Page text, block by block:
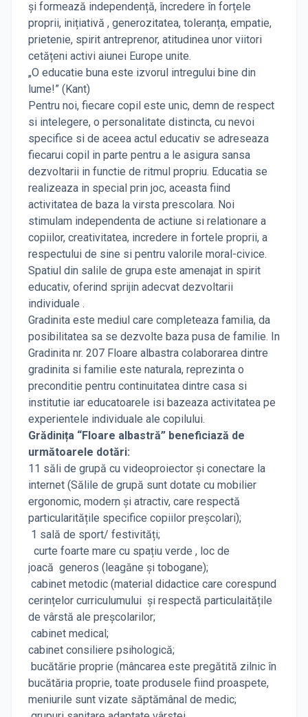
și formează independență, încredere în forțele
proprii, inițiativă , generozitatea, toleranța, empatie,
prietenie, spirit antreprenor, atitudinea unor viitori
cetățeni activi aiunei Europe unite.
„O educatie buna este izvorul intregului bine din
lume!” (Kant)
Pentru noi, fiecare copil este unic, demn de respect
si intelegere, o personalitate distincta, cu nevoi
specifice si de aceea actul educativ se adreseaza
fiecarui copil in parte pentru a le asigura sansa
dezvoltarii in functie de ritmul propriu. Educatia se
realizeaza in special prin joc, aceasta fiind
activitatea de baza la virsta prescolara. Noi
stimulam independenta de actiune si relationare a
copiilor, creativitatea, incredere in fortele proprii, a
respectului de sine si pentru valorile moral-civice.
Spatiul din salile de grupa este amenajat in spirit
educativ, oferind sprijin adecvat dezvoltarii
individuale .
Gradinita este mediul care completeaza familia, da
posibilitatea sa se dezvolte baza pusa de familie. In
Gradinita nr. 207 Floare albastra colaborarea dintre
gradinita si familie este naturala, reprezinta o
preconditie pentru continuitatea dintre casa si
institutie iar educatoarele isi bazeaza activitatea pe
experientele individuale ale copilului.
Grădinița “Floare albastră” beneficiază de
următoarele dotări:
11 săli de grupă cu videoproiector și conectare la
internet (Sălile de grupă sunt dotate cu mobilier
ergonomic, modern şi atractiv, care respectă
particularitățile specifice copiilor preșcolari);
1 sală de sport/ festivități;
curte foarte mare cu spațiu verde , loc de
joacă generos (leagăne şi tobogane);
cabinet metodic (material didactice care corespund
cerințelor curriculumului și respectă particulaitățile
de vârstă ale preșcolarilor;
cabinet medical;
cabinet consiliere psihologică;
bucătărie proprie (mâncarea este pregătită zilnic în
bucătăria proprie, toate produsele fiind proaspete,
meniurile sunt vizate săptămânal de medic;